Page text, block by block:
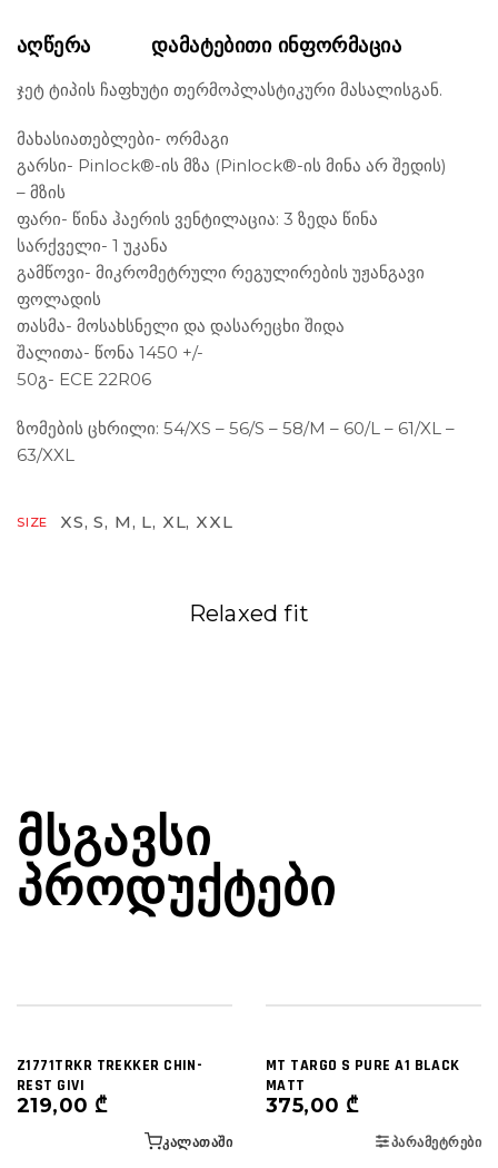
ᲐᲦᲬᲔᲠᲐ ᲓᲐᲛᲐᲢᲔᲑᲘᲗᲘ ᲘᲜᲤᲝᲠᲛᲐᲪᲘᲐ
ჯეტ ტიპის ჩაფხუტი თერმოპლასტიკური მასალისგან.
მახასიათებლები- ორმაგი
გარსი- Pinlock®-ის მზა (Pinlock®-ის მინა არ შედის)
– მზის
ფარი- წინა ჰაერის ვენტილაცია: 3 ზედა წინა
სარქველი- 1 უკანა
გამწოვი- მიკრომეტრული რეგულირების უჟანგავი
ფოლადის
თასმა- მოსახსნელი და დასარეცხი შიდა
შალითა- წონა 1450 +/-
50გ- ECE 22R06
ზომების ცხრილი: 54/XS – 56/S – 58/M – 60/L – 61/XL –
63/XXL
SIZE XS, S, M, L, XL, XXL
Relaxed fit
ᲛᲡᲒᲐᲕᲡᲘ
ᲞᲠᲝᲓᲣᲥᲢᲔᲑᲘ
Z1771TRKR TREKKER CHIN-
REST GIVI
219,00 ₾
ᲙᲐᲚᲐᲗᲐᲨᲘ
MT TARGO S PURE A1 BLACK
MATT
375,00 ₾
ᲞᲐᲠᲐᲛᲔᲢᲠᲔᲑᲘ